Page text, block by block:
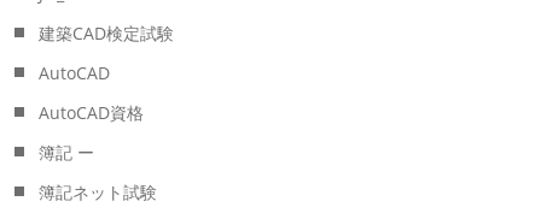
建築CAD検定試験
AutoCAD
AutoCAD資格
簿記 ー
簿記ネット試験